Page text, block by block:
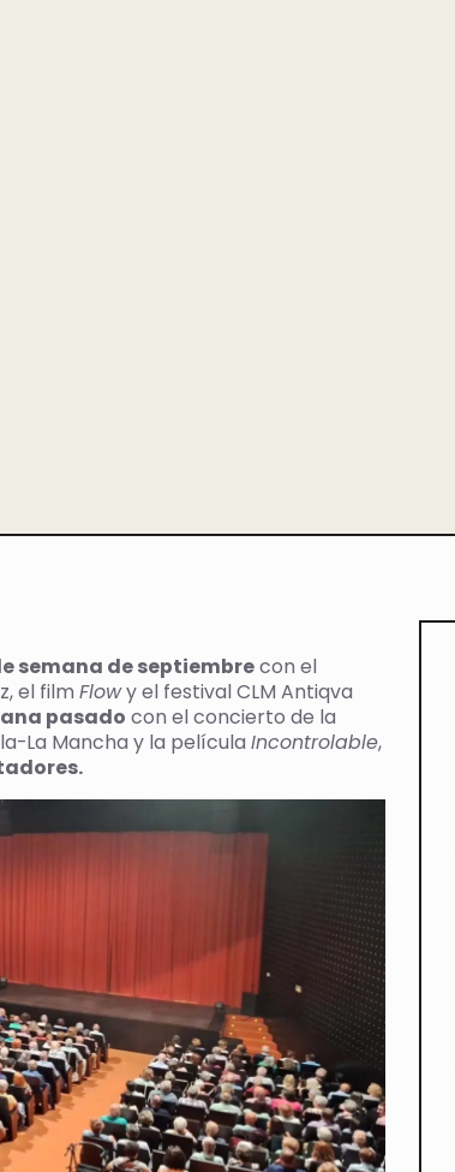
semana de septiembrecon el
el film Flowy el festival CLM Antiqva
pasado con el concierto de la
La Mancha y la película Incontrolable,